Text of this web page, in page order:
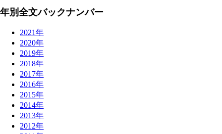
年別全文バックナンバー
2021年
2020年
2019年
2018年
2017年
2016年
2015年
2014年
2013年
2012年